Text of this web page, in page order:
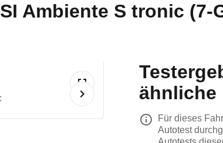
Ambiente S tronic (7-
ähnliche
Für dieses
Autotest